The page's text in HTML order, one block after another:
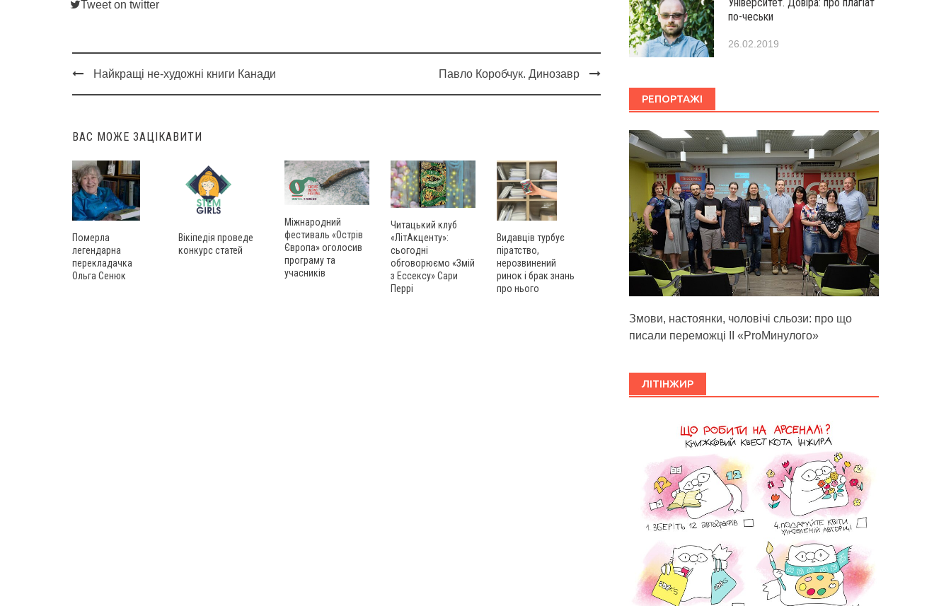
Tweet on twitter
Post
Найкращі не-художні книги Канади Павло Коробчук. Динозавр
ВАС МОЖЕ ЗАЦІКАВИТИ
Померла
легендарна
перекладачка
Ольга Сенюк
Вікіпедія проведе
конкурс статей
Міжнародний
фестиваль «Острів
Європа» оголосив
програму та
учасників
Читацький клуб
«ЛітАкценту»:
сьогодні
обговорюємо «Змій
з Ессексу» Сари
Перрі
Видавців турбує
піратство,
нерозвинений
ринок і брак знань
про нього
по-чеськи
26.02.2019
РЕПОРТАЖІ
Змови, настоянки, чоловічі сльози: про що
писали переможці ІІ «ProМинулого»
ЛІТІНЖИР